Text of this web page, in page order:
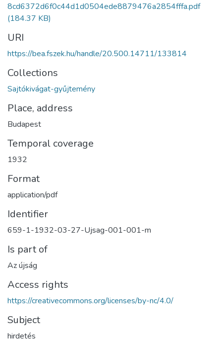
8cd6372d6f0c44d1d0504ede8879476a2854fffa.pdf
(184.37 KB)
URI
https://bea.fszek.hu/handle/20.500.14711/133814
Collections
Sajtókivágat-gyűjtemény
Place, address
Budapest
Temporal coverage
1932
Format
application/pdf
Identifier
659-1-1932-03-27-Ujsag-001-001-m
Is part of
Az újság
Access rights
https://creativecommons.org/licenses/by-nc/4.0/
Subject
hirdetés